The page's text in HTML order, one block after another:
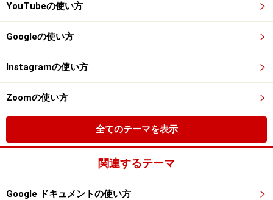
YouTubeの使い方
Googleの使い方
Instagramの使い方
Zoomの使い方
全てのテーマを表示
関連するテーマ
Google ドキュメントの使い方